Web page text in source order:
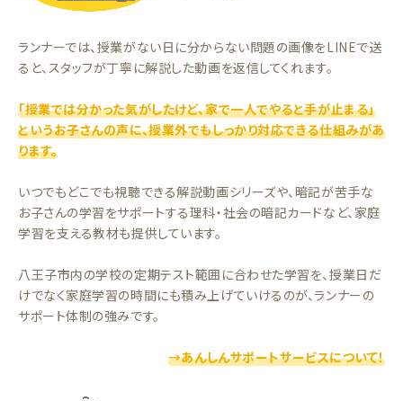
ランナーでは、授業がない日に分からない問題の画像をLINEで送
ると、スタッフが丁寧に解説した動画を返信してくれます。
「授業では分かった気がしたけど、家で一人でやると手が止まる」
というお子さんの声に、授業外でもしっかり対応できる仕組みがあ
ります。
いつでもどこでも視聴できる解説動画シリーズや、暗記が苦手な
お子さんの学習をサポートする理科・社会の暗記カードなど、家庭
学習を支える教材も提供しています。
八王子市内の学校の定期テスト範囲に合わせた学習を、授業日だ
けでなく家庭学習の時間にも積み上げていけるのが、ランナーの
サポート体制の強みです。
→あんしんサポートサービスについて！